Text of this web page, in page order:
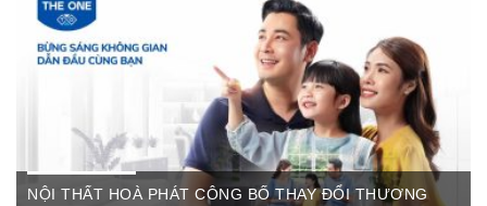
The One Cần Thơ Thông báo về việc thay đổi thương hiệu Nội
Thất Hòa Phát Ngày ...
NỘI THẤT HOÀ PHÁT CÔNG BỐ THAY ĐỔI THƯƠNG